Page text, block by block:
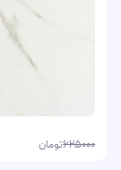
625000تومان